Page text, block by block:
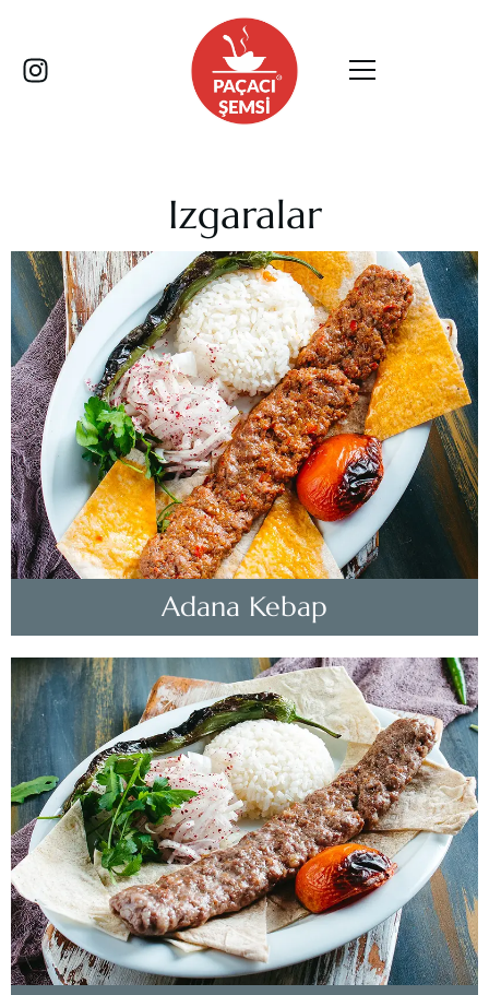
Izgaralar
Adana Kebap